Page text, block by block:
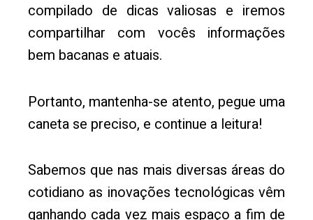
compilado de dicas valiosas e iremos
compartilhar com vocês informações
bem bacanas e atuais.
Portanto, mantenha-se atento, pegue uma
caneta se preciso, e continue a leitura!
Sabemos que nas mais diversas áreas do
cotidiano as inovações tecnológicas vêm
ganhando cada vez mais espaço a fim de